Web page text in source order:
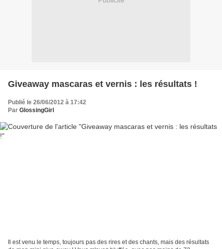
Giveaway mascaras et vernis : les résultats !
Publié le 26/06/2012 à 17:42
Par GlossingGirl
Il est venu le temps, toujours pas des rires et des chants, mais des résultats